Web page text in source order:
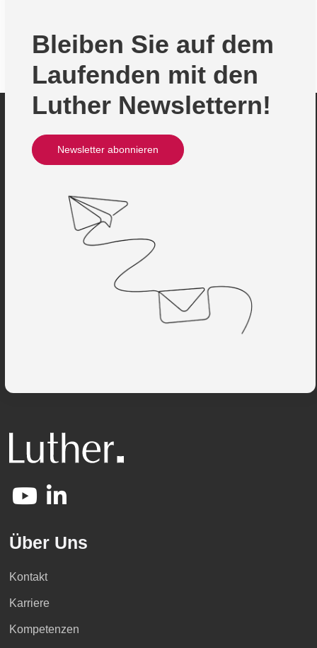
Bleiben Sie auf dem
Laufenden mit den
Luther Newslettern!
Newsletter abonnieren
Über Uns
Kontakt
Karriere
Kompetenzen